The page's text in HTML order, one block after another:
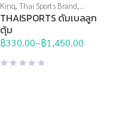
King,Thai Sports Brand,
ดัมเบล,อุปกรณ์บริหารกาย
THAISPORTS ดัมเบลลูก
ตุ้ม
฿330.00–฿1,450.00
Price
range:
฿330.00